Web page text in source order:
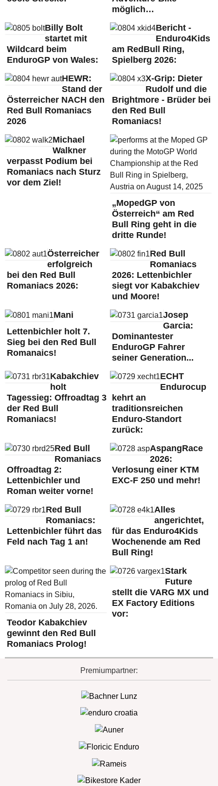
möglich…
Billy Bolt
startet mit
Wildcard beim
EnduroGP von Wales:
Bericht -
Enduro4Kids
am RedBull Ring,
Spielberg 2026:
HEWR:
Stand der
Österreicher NACH den
Red Bull Romaniacs
2026
X-Grip: Dieter
Rudolf und die
Brightmore - Brüder bei
den Red Bull
Romaniacs!
Michael
Walkner
verpasst Podium bei
Romaniacs nach Sturz
vor dem Ziel!
„MopedGP von
Österreich“ am Red
Bull Ring geht in die
dritte Runde!
Österreicher
erfolgreich
bei den Red Bull
Romaniacs 2026:
Red Bull
Romaniacs
2026: Lettenbichler
siegt vor Kabakchiev
und Moore!
Mani
Lettenbichler holt 7.
Sieg bei den Red Bull
Romanaics!
Josep
Garcia:
Dominantester
EnduroGP Fahrer
seiner Generation...
Kabakchiev
holt
Tagessieg: Offroadtag 3
der Red Bull
Romaniacs!
ECHT
Endurocup
kehrt an
traditionsreichen
Enduro-Standort
zurück:
Red Bull
Romaniacs
Offroadtag 2:
Lettenbichler und
Roman weiter vorne!
AspangRace
2026:
Verlosung einer KTM
EXC-F 250 und mehr!
Red Bull
Romaniacs:
Lettenbichler führt das
Feld nach Tag 1 an!
Alles
angerichtet,
für das Enduro4Kids
Wochenende am Red
Bull Ring!
Teodor Kabakchiev
gewinnt den Red Bull
Romaniacs Prolog!
Stark
Future
stellt die VARG MX und
EX Factory Editions
vor:
Premiumpartner: